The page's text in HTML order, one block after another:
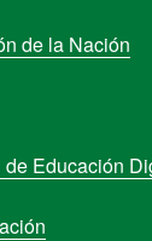
de la Nación
Educación